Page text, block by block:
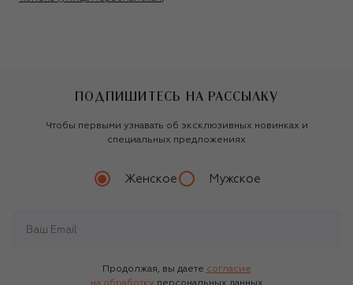
ПОДПИШИТЕСЬ НА РАССЫЛКУ
Чтобы первыми узнавать об эксклюзивных новинках и
специальных предложениях
Женское Мужское
Продолжая, вы даете согласие